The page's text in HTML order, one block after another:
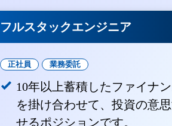
フルスタックエンジニア
正社員 業務委託
10年以上蓄積したファイナ
を掛け合わせて、投資の意
せるポジションです。